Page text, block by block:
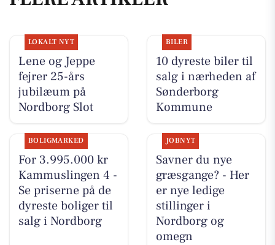
LOKALT NYT
Lene og Jeppe
fejrer 25-års
jubilæum på
Nordborg Slot
BILER
10 dyreste biler til
salg i nærheden af
Sønderborg
Kommune
BOLIGMARKED
For 3.995.000 kr
Kammuslingen 4 -
Se priserne på de
dyreste boliger til
salg i Nordborg
JOBNYT
Savner du nye
græsgange? - Her
er nye ledige
stillinger i
Nordborg og
omegn